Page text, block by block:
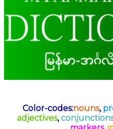
Color-codes:nouns,
adjectives,